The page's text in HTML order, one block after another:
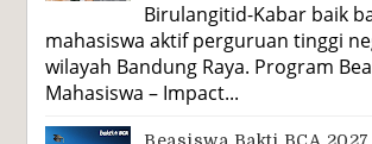
Birulangitid-Kabar baik
mahasiswa aktif perguruan tinggi
wilayah Bandung Raya. Program
Mahasiswa – Impact...